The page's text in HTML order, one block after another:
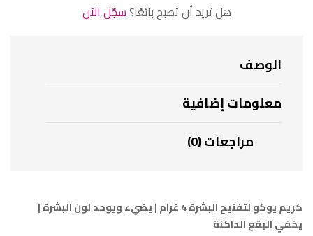
هل تريد أن تصبح بائعًا؟سجّل الآن
الوصف
معلومات إضافية
مراجعات (0)
كريم يوكو لتفتيح البشرة 4 غرام | يضيء ويوحد لون البشرة |
يخفي البقع الداكنة